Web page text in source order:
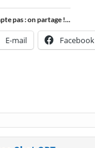
pas : on partage !...
E-mail Facebook